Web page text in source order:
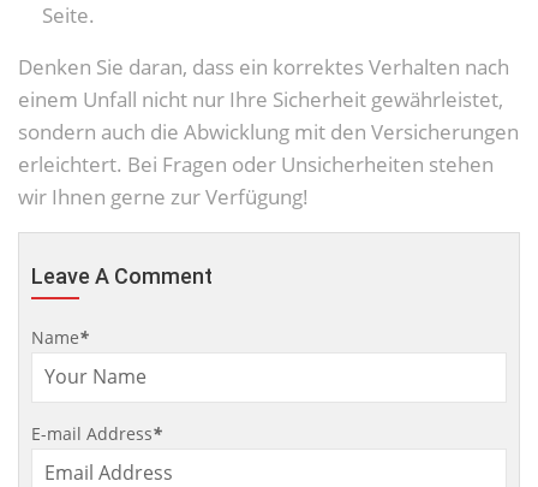
Seite.
Denken Sie daran, dass ein korrektes Verhalten nach
einem Unfall nicht nur Ihre Sicherheit gewährleistet,
sondern auch die Abwicklung mit den Versicherungen
erleichtert. Bei Fragen oder Unsicherheiten stehen
wir Ihnen gerne zur Verfügung!
Leave A Comment
Name*
E-mail Address*